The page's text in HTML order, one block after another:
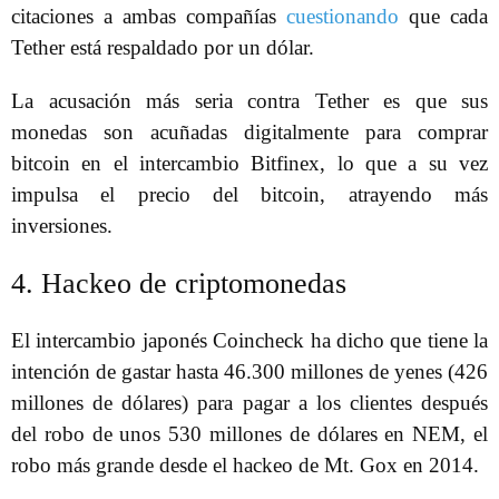
citaciones a ambas compañías cuestionando que cada
Tether está respaldado por un dólar.
La acusación más seria contra Tether es que sus
monedas son acuñadas digitalmente para comprar
bitcoin en el intercambio Bitfinex, lo que a su vez
impulsa el precio del bitcoin, atrayendo más
inversiones.
4. Hackeo de criptomonedas
El intercambio japonés Coincheck ha dicho que tiene la
intención de gastar hasta 46.300 millones de yenes (426
millones de dólares) para pagar a los clientes después
del robo de unos 530 millones de dólares en NEM, el
robo más grande desde el hackeo de Mt. Gox en 2014.